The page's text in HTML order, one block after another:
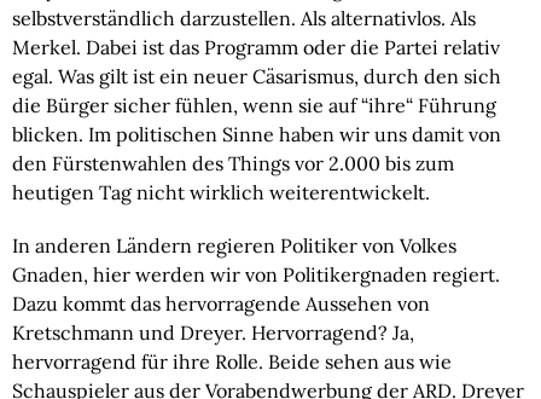
selbstverständlich darzustellen. Als alternativlos. Als
Merkel. Dabei ist das Programm oder die Partei relativ
egal. Was gilt ist ein neuer Cäsarismus, durch den sich
die Bürger sicher fühlen, wenn sie auf “ihre“ Führung
blicken. Im politischen Sinne haben wir uns damit von
den Fürstenwahlen des Things vor 2.000 bis zum
heutigen Tag nicht wirklich weiterentwickelt.
In anderen Ländern regieren Politiker von Volkes
Gnaden, hier werden wir von Politikergnaden regiert.
Dazu kommt das hervorragende Aussehen von
Kretschmann und Dreyer. Hervorragend? Ja,
hervorragend für ihre Rolle. Beide sehen aus wie
Schauspieler aus der Vorabendwerbung der ARD. Dreyer